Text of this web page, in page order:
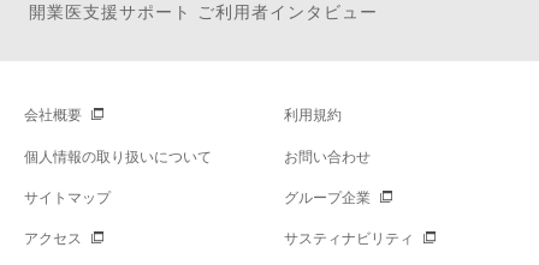
開業医支援サポート ご利用者インタビュー
会社概要 利用規約
個人情報の取り扱いについて お問い合わせ
サイトマップ グループ企業
アクセス サスティナビリティ